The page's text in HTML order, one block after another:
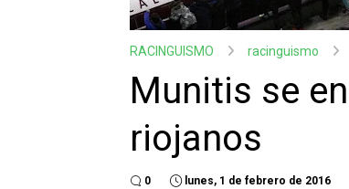
RACINGUISMO racinguismo
Munitis se
riojanos
0 lunes, 1 de febrero de 2016